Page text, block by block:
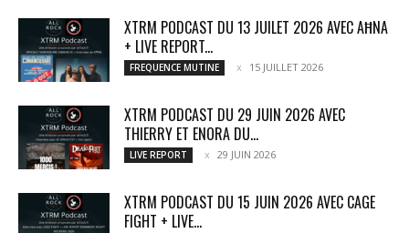
XTRM PODCAST DU 13 JUILET 2026 AVEC AĦNA
+ LIVE REPORT...
FREQUENCE MUTINE 15 JUILLET 2026
XTRM PODCAST DU 29 JUIN 2026 AVEC
THIERRY ET ENORA DU...
LIVE REPORT 29 JUIN 2026
XTRM PODCAST DU 15 JUIN 2026 AVEC CAGE
FIGHT + LIVE...